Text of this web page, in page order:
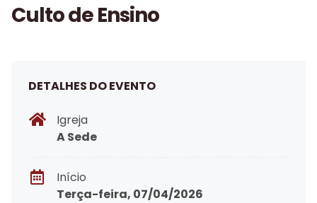
Culto de Ensino
DETALHES DO EVENTO
Igreja
A Sede
Início
Terça-feira, 07/04/2026